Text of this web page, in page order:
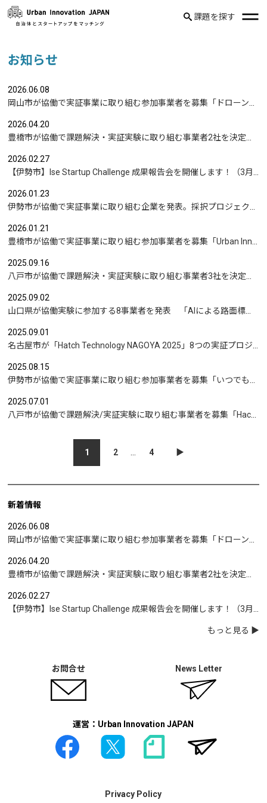
課題を探す
お知らせ
2026.06.08
2026.04.20
2026.02.27
2026.01.23
2026.01.21
2025.09.16
2025.09.02
2025.09.01
2025.08.15
2025.07.01
1 2 4 ▶︎
新着情報
2026.06.08
岡山市が協働で実証事業に取り組む参加事業者を募集「ドローンを活用した沿岸部への避難情報伝達の検証」など
2026.04.20
豊橋市が協働で課題解決・実証実験に取り組む事業者2社を決定｜実証テーマは「地域包括支援センターの業務マニュアル整備」と「給食注文管理のシステム化」
2026.02.27
【伊勢市】Ise Startup Challenge 成果報告会を開催します！（3月19日開催）
もっと見る
お問合せ News Letter
運営：Urban Innovation JAPAN
Privacy Policy